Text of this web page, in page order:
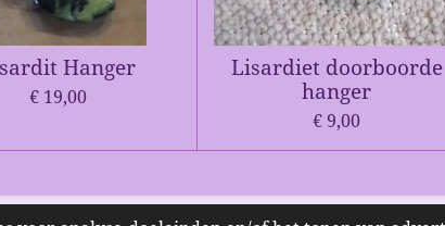
Hanger
€ 19,00
Lisardiet doorboorde
hanger
€ 9,00